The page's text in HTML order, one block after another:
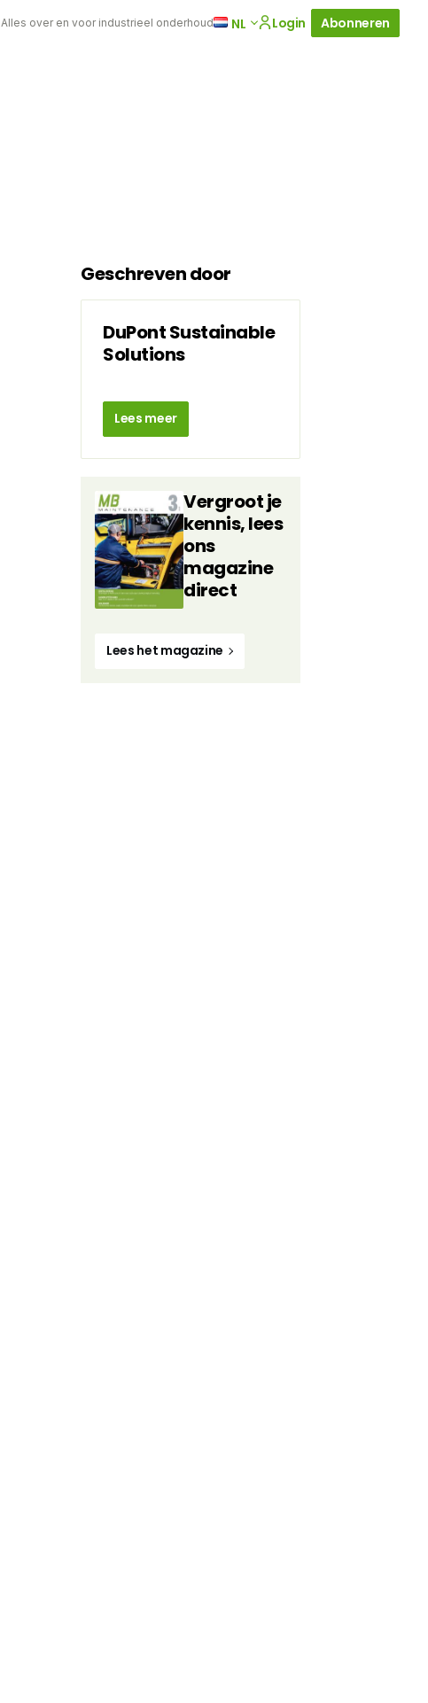
Alles over en voor industrieel onderhoud NL Login Abonneren
Geschreven door
DuPont Sustainable
Solutions
Lees meer
Vergroot je
kennis, lees
ons
magazine
direct
Lees het magazine